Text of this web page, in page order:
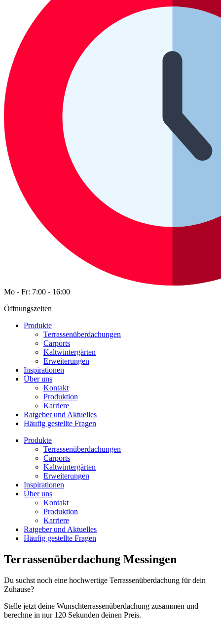
Mo - Fr: 7:00 - 16:00
Öffnungszeiten
Produkte
Terrassenüberdachungen
Carports
Kaltwintergärten
Erweiterungen
Inspirationen
Über uns
Kontakt
Produktion
Karriere
Ratgeber und Aktuelles
Häufig gestellte Fragen
Produkte
Terrassenüberdachungen
Carports
Kaltwintergärten
Erweiterungen
Inspirationen
Über uns
Kontakt
Produktion
Karriere
Ratgeber und Aktuelles
Häufig gestellte Fragen
Terrassenüberdachung Messingen
Du suchst noch eine hochwertige Terrassenüberdachung für dein
Zuhause?
Stelle jetzt deine Wunschterrassenüberdachung zusammen und
berechne in nur 120 Sekunden deinen Preis.